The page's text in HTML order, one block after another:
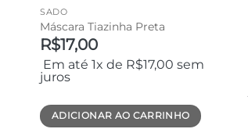
SADO
Máscara Tiazinha Preta
R$17,00
Em até 1x de R$17,00 sem
juros
ADICIONAR AO CARRINHO